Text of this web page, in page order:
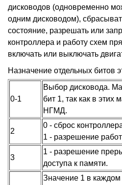
дисководов (одновременно
одним дисководом),
состояние, разрешать или
контроллера и работу схем
включать или выключать
Назначение отдельных битов
0-1
Выбор дисковода.
бит 1, так как в этих
НГМД.
2
0 - сброс
1 - разрешение
3
1 - разрешение
доступа к памяти.
Значение 1 в